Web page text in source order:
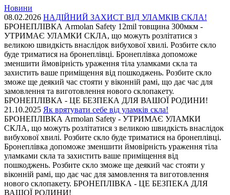
Новини
08.02.2026 НАДІЙНИЙ ЗАХИСТ ВІД УЛАМКІВ СКЛА!
БРОНЕПЛІВКА Armolan Safety 12mil товщина 300мкм -
УТРИМАЄ УЛАМКИ СКЛА, що можуть розлітатися з
великою швидкість внаслідок вибухової хвилі. Розбите скло
буде триматися на бронеплівці. Бронеплівка допоможе
зменшити ймовірність ураження тіла уламками скла та
захистить ваше приміщення від пошкоджень. Розбите скло
зможе ще деякий час стояти у віконній рамі, що дає час для
замовлення та виготовлення нового склопакету.
БРОНЕПЛІВКА - ЦЕ БЕЗПЕКА ДЛЯ ВАШОЇ РОДИНИ!
21.10.2025 Як врятувати себе від уламків скла!
БРОНЕПЛІВКА Armolan Safety - УТРИМАЄ УЛАМКИ
СКЛА, що можуть розлітатися з великою швидкість внаслідок
вибухової хвилі. Розбите скло буде триматися на бронеплівці.
Бронеплівка допоможе зменшити ймовірність ураження тіла
уламками скла та захистить ваше приміщення від
пошкоджень. Розбите скло зможе ще деякий час стояти у
віконній рамі, що дає час для замовлення та виготовлення
нового склопакету. БРОНЕПЛІВКА - ЦЕ БЕЗПЕКА ДЛЯ
ВАШОЇ РОДИНИ!